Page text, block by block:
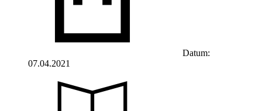
Datum:
07.04.2021